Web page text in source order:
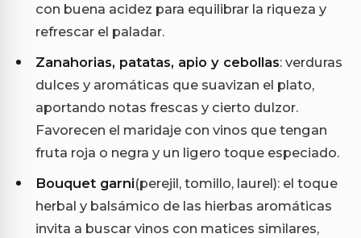
con buena acidez para equilibrar la riqueza y
refrescar el paladar.
Zanahorias, patatas, apio y cebollas: verduras
dulces y aromáticas que suavizan el plato,
aportando notas frescas y cierto dulzor.
Favorecen el maridaje con vinos que tengan
fruta roja o negra y un ligero toque especiado.
Bouquet garni(perejil, tomillo, laurel): el toque
herbal y balsámico de las hierbas aromáticas
invita a buscar vinos con matices similares,